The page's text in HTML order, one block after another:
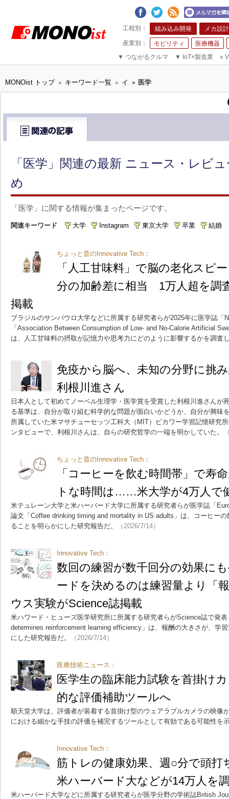
組み込み開発 メカ設計
モビリティ
医療機器
▼ つながるクルマ ▼ IoT×製造業 »
MONOist トップ > キーワード一覧 > イ > 医学
「医学」関連の最新 ニュース・レビ
め
「医学」に関する情報が集まったページです。
関連キーワード 大学 Instagram 東京大学 卒業 結婚
ちょっと昔のInnovative Tech：
「人工甘味料」で脳の老化スピ
分の加齢差に相当 1万人超を調
掲載
ブラジルのサンパウロ大学などに所属する研究者らが2025年に医学誌「
「Association Between Consumption of Low- and No-Calorie Artificial
は、人工甘味料の摂取が記憶力や思考力にどのように影響するかを調査
免疫から脳へ、未知の分野に挑
利根川進さん
日本人として初めてノーベル生理学・医学賞を受賞した利根川進さんが
る基準は、自分が取り組む科学的な問題が面白いかどうか、自分が興味
所属していた米マサチューセッツ工科大（MIT）ピカワー学習記憶研究
ンタビューで、利根川さんは、自らの研究哲学の一端を明かしていた。
ちょっと昔のInnovative Tech：
「コーヒーを飲む時間帯」で
トな時間は……米大学が4万人で
米テュレーン大学と米ハーバード大学に所属する研究者らが医学誌「
論文「Coffee drinking timing and mortality in US adults」は、コーヒー
ることを明らかにした研究報告だ。
（2026/7/14）
Innovative Tech：
数回の練習が数千回分の効果に
ードを決めるのは練習量より「
ウス実験がScience誌掲載
米ハワード・ヒューズ医学研究所に所属する研究者らがScience誌で発
determines reinforcement learning efficiency」は、報酬の大きさが、学
にした研究報告だ。
（2026/7/14）
医療技術ニュース：
医学生の臨床能力試験を首掛け
的な評価補助ツールへ
順天堂大学は、評価者が装着する首掛け型のウェアラブルカメラの映像
における細かな手技の評価を補完するツールとして有効である可能性を
Innovative Tech：
筋トレの健康効果、週○分で頭
米ハーバード大などが14万人を
米ハーバード大学などに所属する研究者らが医学分野の学術誌British